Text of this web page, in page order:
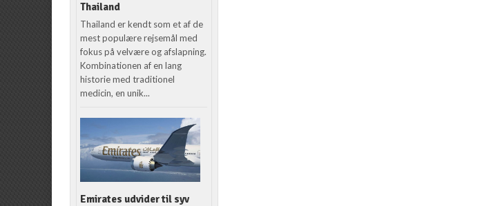
Thailand
Thailand er kendt som et af de
mest populære rejsemål med
fokus på velvære og afslapning.
Kombinationen af en lang
historie med traditionel
medicin, en unik...
Emirates udvider til syv